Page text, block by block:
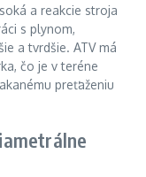
a reakcie stroja
s plynom,
a tvrdšie. ATV má
čo je v teréne
preťaženiu